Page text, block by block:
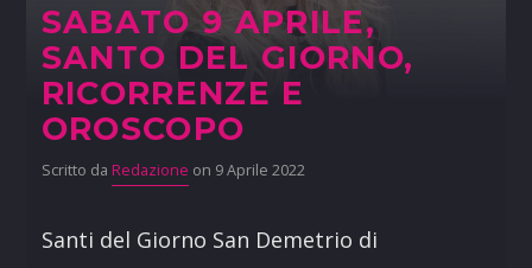
SABATO 9 APRILE,
SANTO DEL GIORNO,
RICORRENZE E
OROSCOPO
Scritto da Redazione on 9 Aprile 2022
Santi del Giorno San Demetrio di